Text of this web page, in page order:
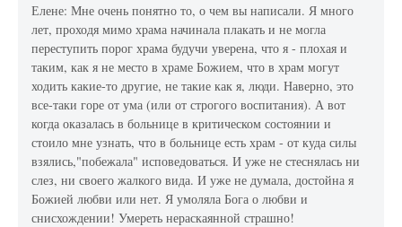
Елене: Мне очень понятно то, о чем вы написали. Я много
лет, проходя мимо храма начинала плакать и не могла
переступить порог храма будучи уверена, что я - плохая и
таким, как я не место в храме Божием, что в храм могут
ходить какие-то другие, не такие как я, люди. Наверно, это
все-таки горе от ума (или от строгого воспитания). А вот
когда оказалась в больнице в критическом состоянии и
стоило мне узнать, что в больнице есть храм - от куда силы
взялись,"побежала" исповедоваться. И уже не стеснялась ни
слез, ни своего жалкого вида. И уже не думала, достойна я
Божией любви или нет. Я умоляла Бога о любви и
снисхождении! Умереть нераскаянной страшно!